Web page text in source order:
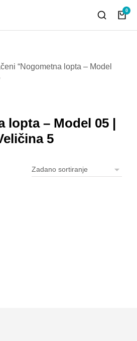
“Nogometna lopta – Model
lopta – Model 05 |
5